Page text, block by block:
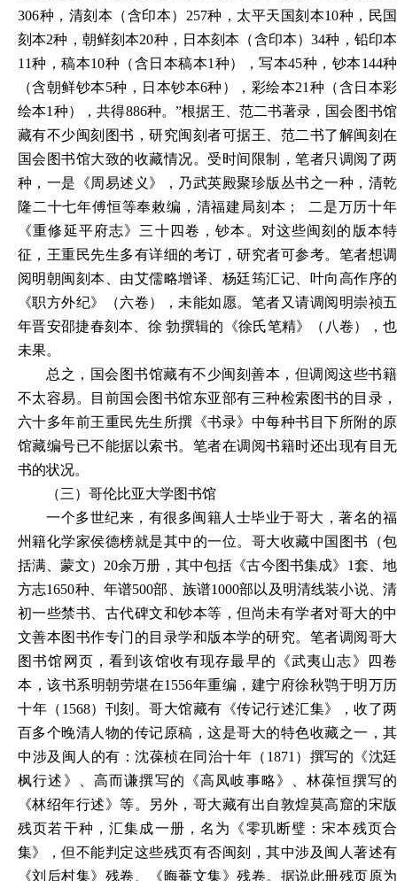
306种，清刻本（含印本）257种，太平天国刻本10种，民国
刻本2种，朝鲜刻本20种，日本刻本（含印本）34种，铅印本
11种，稿本10种（含日本稿本1种），写本45种，钞本144种
（含朝鲜钞本5种，日本钞本6种），彩绘本21种（含日本彩
绘本1种），共得886种。”根据王、范二书著录，国会图书馆
藏有不少闽刻图书，研究闽刻者可据王、范二书了解闽刻在
国会图书馆大致的收藏情况。受时间限制，笔者只调阅了两
种，一是《周易述义》，乃武英殿聚珍版丛书之一种，清乾
隆二十七年傅恒等奉敕编，清福建局刻本； 二是万历十年
《重修延平府志》三十四卷，钞本。对这些闽刻的版本特
征，王重民先生多有详细的考订，研究者可参考。笔者想调
阅明朝闽刻本、由艾儒略增译、杨廷筠汇记、叶向高作序的
《职方外纪》（六卷），未能如愿。笔者又请调阅明崇祯五
年晋安邵捷春刻本、徐 勃撰辑的《徐氏笔精》（八卷），也
未果。
总之，国会图书馆藏有不少闽刻善本，但调阅这些书籍
不太容易。目前国会图书馆东亚部有三种检索图书的目录，
六十多年前王重民先生所撰《书录》中每种书目下所附的原
馆藏编号已不能据以索书。笔者在调阅书籍时还出现有目无
书的状况。
（三）哥伦比亚大学图书馆
一个多世纪来，有很多闽籍人士毕业于哥大，著名的福
州籍化学家侯德榜就是其中的一位。哥大收藏中国图书（包
括满、蒙文）20余万册，其中包括《古今图书集成》1套、地
方志1650种、年谱500部、族谱1000部以及明清线装小说、清
初一些禁书、古代碑文和钞本等，但尚未有学者对哥大的中
文善本图书作专门的目录学和版本学的研究。笔者调阅哥大
图书馆网页，看到该馆收有现存最早的《武夷山志》四卷
本，该书系明朝劳堪在1556年重编，建宁府徐秋鹗于明万历
十年（1568）刊刻。哥大馆藏有《传记行述汇集》，收了两
百多个晚清人物的传记原稿，这是哥大的特色收藏之一，其
中涉及闽人的有：沈葆桢在同治十年（1871）撰写的《沈廷
枫行述》、高而谦撰写的《高凤岐事略》、林葆恒撰写的
《林绍年行述》等。另外，哥大藏有出自敦煌莫高窟的宋版
残页若干种，汇集成一册，名为《零玑断璧：宋本残页合
集》，但不能判定这些残页有否闽刻，其中涉及闽人著述有
《刘后村集》残卷、《晦菴文集》残卷。据说此册残页原为